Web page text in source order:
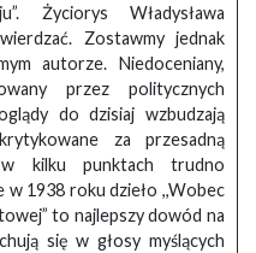
Życiorys Władysława
Zostawmy jednak
autorze. Niedoceniany,
przez politycznych
do dzisiaj wzbudzają
za przesadną
w kilku punktach trudno
1938 roku dzieło ,,Wobec
to najlepszy dowód na
się w głosy myślących